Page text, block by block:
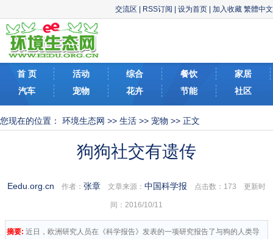
交流区 RSS订阅 设为首页 加入收藏 繁體中文
首 页 活动 综合 餐饮
家居
汽车
宠物 花卉 节能 社区
您现在的位置： 环境生态网 >> 生活 >> 宠物 >> 正文
狗狗社交有遗传
Eedu.org.cn 作者： 张章文章来源： 中国科学报 点击数： 173 更新时
间：2016/10/11
摘要: 近日，欧洲研究人员在《科学报告》发表的一项研究报告了与狗的人类导